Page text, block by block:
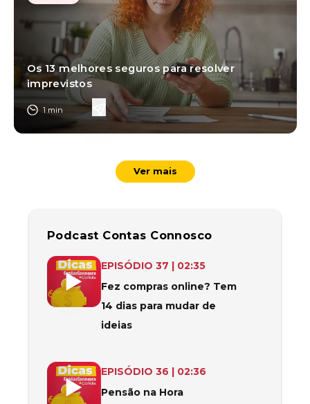
Os 13 melhores seguros para resolver
imprevistos
1 min
Ver mais
Podcast Contas Connosco
EPISÓDIO 37 | 02:35
Fez compras online? Tem
14 dias para mudar de
ideias
De acordo com a lei, pode cancelar ou devolver a
EPISÓDIO 36 | 02:36
Pensão na Hora
Saiba como simular a sua pensão de velhice e fazer o